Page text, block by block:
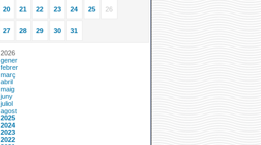
20 21 22 23 24 25 26
27 28 29 30 31
2026
gener
febrer
març
abril
maig
juny
juliol
agost
2025
2024
2023
2022